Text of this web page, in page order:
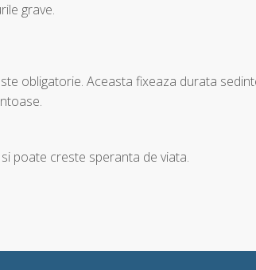
grave.
obligatorie. Aceasta fixeaza durata
poate creste speranta de viata.